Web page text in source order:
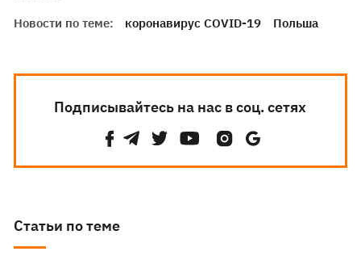
Новости по теме: коронавирус COVID-19 Польша
Подписывайтесь на нас в соц. сетях
Статьи по теме